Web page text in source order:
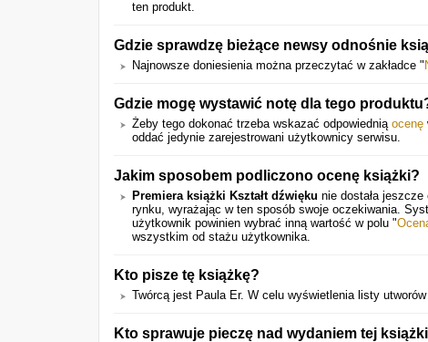
ten produkt.
Gdzie sprawdzę bieżące newsy odnośnie
Najnowsze doniesienia można przeczytać w zakładce "
Gdzie mogę wystawić notę dla tego
Żeby tego dokonać trzeba wskazać odpowiednią ocenę
oddać jedynie zarejestrowani użytkownicy serwisu.
Jakim sposobem podliczono ocenę książki?
Premiera książki Kształt dźwięku nie dostała
rynku, wyrażając w ten sposób swoje oczekiwania.
użytkownik powinien wybrać inną wartość w polu "
wszystkim od stażu użytkownika.
Kto pisze tę książkę?
Twórcą jest Paula Er. W celu wyświetlenia listy
Kto sprawuje pieczę nad wydaniem tej